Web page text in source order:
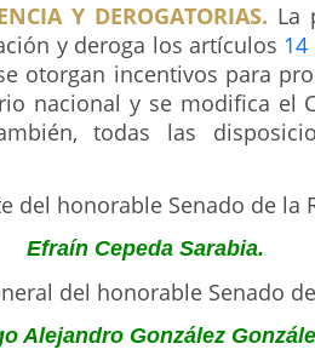
Y DEROGATORIAS. La
y deroga los artículos 14
otorgan incentivos para
nacional y se modifica el
todas las
del honorable Senado de la
Efraín Cepeda Sarabia.
del honorable Senado
Alejandro González